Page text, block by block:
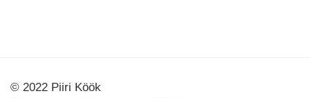
© 2022 Piiri Köök